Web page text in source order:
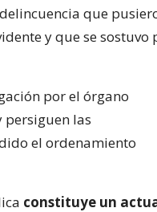
que
y que se sostuvo
por el órgano
persiguen las
el ordenamiento
constituye un